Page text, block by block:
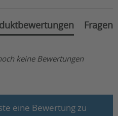
Fragen
keine Bewertungen
eine Bewertung zu